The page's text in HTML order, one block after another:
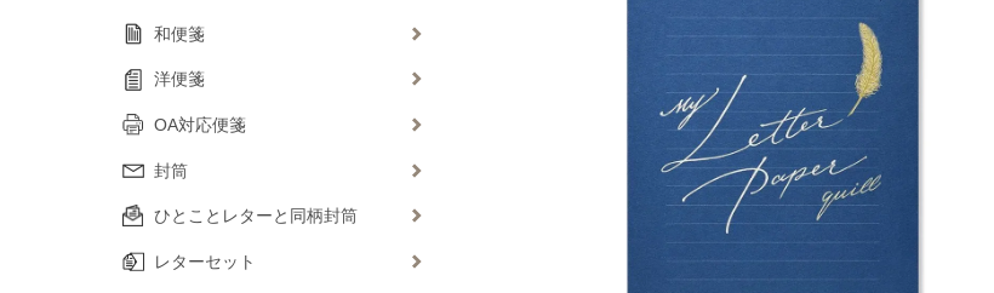
和便箋
洋便箋
OA対応便箋
封筒
ひとことレターと同柄封筒
レターセット